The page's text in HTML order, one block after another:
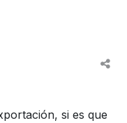
si es que